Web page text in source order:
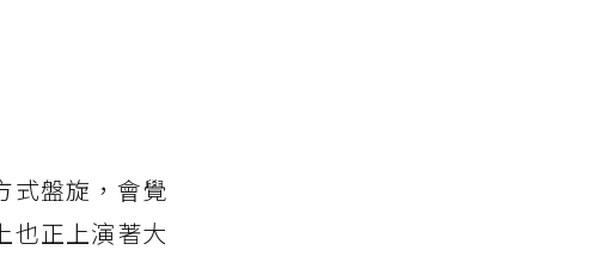
式盤旋，會覺
也正上演著大